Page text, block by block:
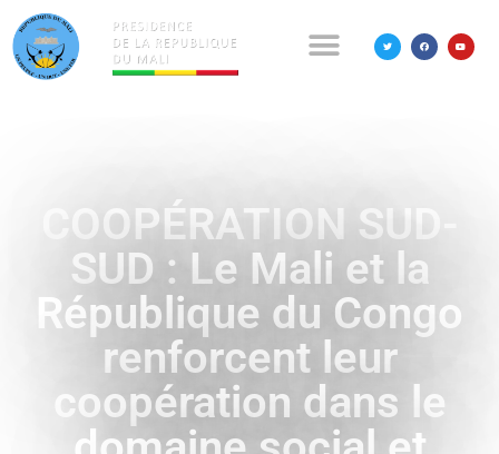
COOPÉRATION SUD-
SUD : Le Mali et la
République du Congo
renforcent leur
coopération dans le